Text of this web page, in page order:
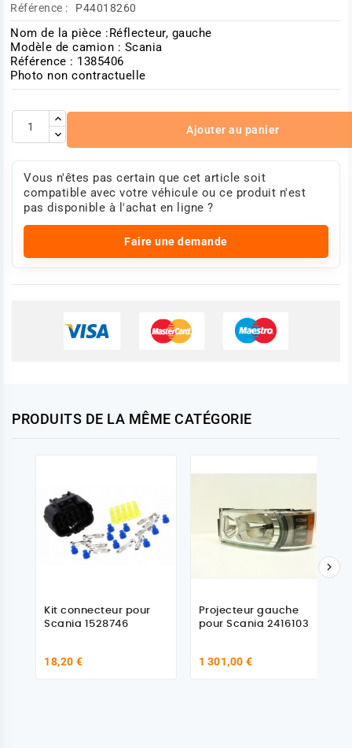
Référence : P44018260
Nom de la pièce :Réflecteur, gauche
Modèle de camion : Scania
Référence : 1385406
Photo non contractuelle
Ajouter au panier
Vous n'êtes pas certain que cet article soit
compatible avec votre véhicule ou ce produit n'est
pas disponible à l'achat en ligne ?
Faire une demande
PRODUITS DE LA MÊME CATÉGORIE
Kit connecteur pour
Scania 1528746
18,20 €
Projecteur gauche
pour Scania 2416103
1 301,00 €
